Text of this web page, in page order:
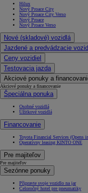
Hilux
Nový Proace City
Nový Proace City Verso
Nový Proace
Nový Proace Verso
Nové (skladové) vozidlá
Jazdené a predvádzacie
Ceny vozidiel
Testovacia jazda
Akciové ponuky a
Akciové ponuky a financovanie
Špeciálna ponuka
Osobné vozidlá
Úžitkové vozidlá
Financovanie
Toyota Financial Services (Opens
Operatívny leasing KINTO ONE
Pre majiteľov
Pre majiteľov
Sezónne ponuky
Připravte svoje vozidlo na jar
Celoročný hotel pre pneumatiky